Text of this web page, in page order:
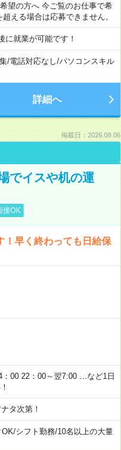
望の方へ 今ご覧のお仕事で希
える場合は応募できません。
就業が可能です！
/電話対応なし/パソコンスキル
詳細へ
掲載日：2026.08.06
でイスや机の運
接OK
！早く終わっても日給保
：00 22：00～翌7:00 …など1日
タ次第！
/シフト勤務/10名以上の大量